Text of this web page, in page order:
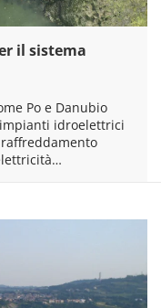
il sistema
Po e Danubio
idroelettrici